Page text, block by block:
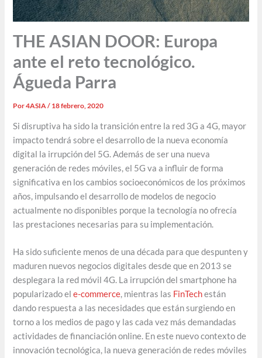
THE ASIAN DOOR: Europa
ante el reto tecnológico.
Águeda Parra
Por4ASIA/ 18 febrero, 2020
Si disruptiva ha sido la transición entre la red 3G a 4G, mayor
impacto tendrá sobre el desarrollo de la nueva economía
digital la irrupción del 5G. Además de ser una nueva
generación de redes móviles, el 5G va a influir de forma
significativa en los cambios socioeconómicos de los próximos
años, impulsando el desarrollo de modelos de negocio
actualmente no disponibles porque la tecnología no ofrecía
las prestaciones necesarias para su implementación.
Ha sido suficiente menos de una década para que despunten y
maduren nuevos negocios digitales desde que en 2013 se
desplegara la red móvil 4G. La irrupción del smartphone ha
popularizado ele-commerce, mientras las FinTechestán
dando respuesta a las necesidades que están surgiendo en
torno a los medios de pago y las cada vez más demandadas
actividades de financiación online. En este nuevo contexto de
innovación tecnológica, la nueva generación de redes móviles